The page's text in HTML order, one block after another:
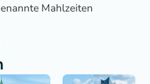
Mahlzeiten